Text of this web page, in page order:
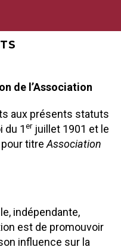
de l’Association
aux présents statuts
du 1erjuillet 1901 et le
titre Association
indépendante,
est de promouvoir
influence sur la